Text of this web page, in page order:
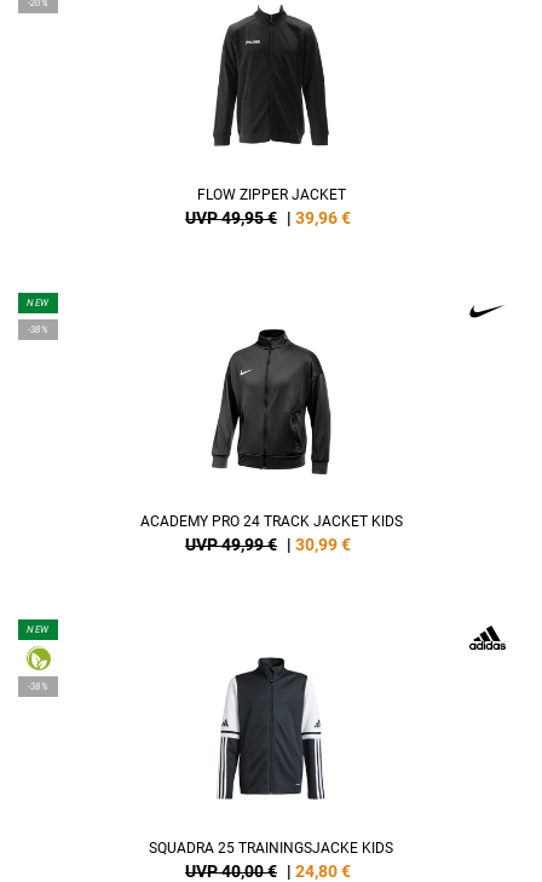
-20%
FLOW ZIPPER JACKET
UVP 49,95 € | 39,96€
NEW
-38%
ACADEMY PRO 24 TRACK JACKET KIDS
UVP 49,99 € | 30,99€
NEW
-38%
SQUADRA 25 TRAININGSJACKE KIDS
UVP 40,00 € | 24,80€